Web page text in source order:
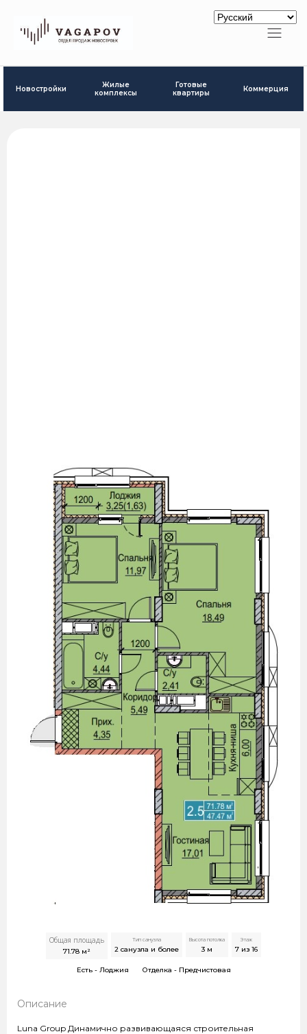
Новостройки
Жилые
комплексы
Готовые
квартиры
Коммерция
Общая площадь
71.78 м²
Тип санузла
2 санузла и более
Высота потолка
3 м
Этаж
7 из 16
Есть - Лоджия Отделка - Предчистовая
Описание
Luna Group Динамично развивающаяся строительная